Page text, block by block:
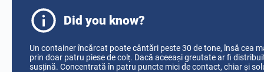
Did you know?
Un container încărcat poate cântări peste 30 de tone, însă cea
prin doar patru piese de colț. Dacă aceeași greutate ar fi
susțină. Concentrată în patru puncte mici de contact, chiar și